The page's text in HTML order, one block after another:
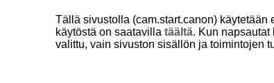
Tällä sivustolla (cam.start.canon)
käytöstä on saatavilla täältä. Kun napsautat
valittu, vain sivuston sisällön ja toimintojen